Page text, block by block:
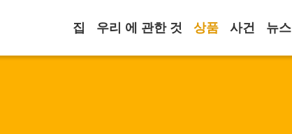
집 우리 에 관한 것 상품 사건 뉴스